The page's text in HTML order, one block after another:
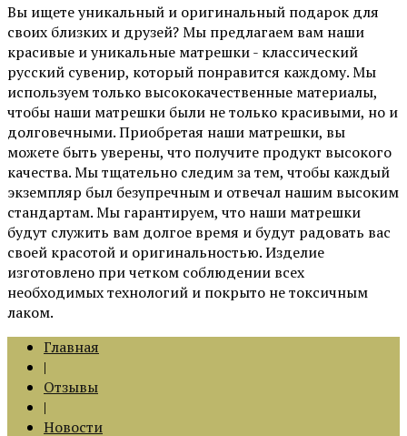
Вы ищете уникальный и оригинальный подарок для
своих близких и друзей? Мы предлагаем вам наши
красивые и уникальные матрешки - классический
русский сувенир, который понравится каждому. Мы
используем только высококачественные материалы,
чтобы наши матрешки были не только красивыми, но и
долговечными. Приобретая наши матрешки, вы
можете быть уверены, что получите продукт высокого
качества. Мы тщательно следим за тем, чтобы каждый
экземпляр был безупречным и отвечал нашим высоким
стандартам. Мы гарантируем, что наши матрешки
будут служить вам долгое время и будут радовать вас
своей красотой и оригинальностью. Изделие
изготовлено при четком соблюдении всех
необходимых технологий и покрыто не токсичным
лаком.
Главная
|
Отзывы
|
Новости